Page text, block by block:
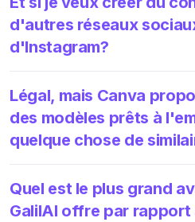
d'autres réseaux
d'Instagram?
Légal, mais Canva
des modèles prêts à
quelque chose de
Quel est le plus grand
GalilAI offre par rapport